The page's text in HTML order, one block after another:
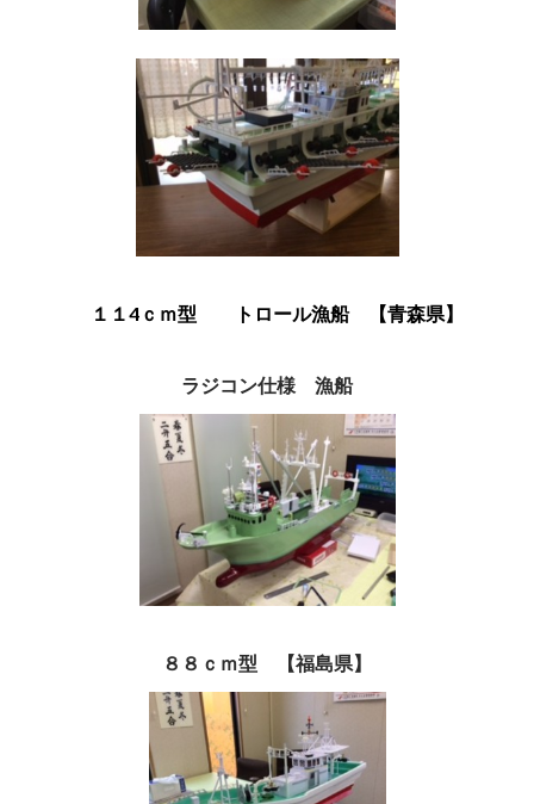
１１4ｃｍ型 トロール漁船 【青森県】
ラジコン仕様 漁船
８８ｃｍ型 【福島県】